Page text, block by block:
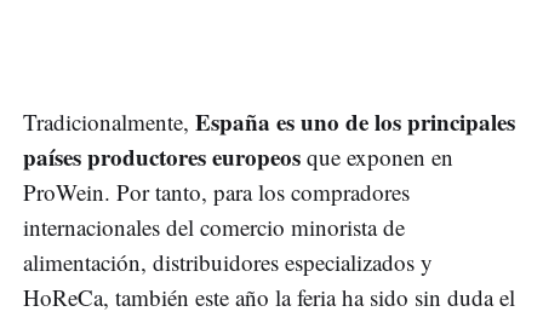
Tradicionalmente, España es uno de los principales
países productores europeos que exponen en
ProWein. Por tanto, para los compradores
internacionales del comercio minorista de
alimentación, distribuidores especializados y
HoReCa, también este año la feria ha sido sin duda el